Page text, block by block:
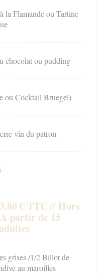
la Flamande ou Tartine
chocolat ou pudding
ou Cocktail Bruegel)
vin du patron
€ TTC // Hors
partir de 15
grises /1/2 Billot de
au maroilles